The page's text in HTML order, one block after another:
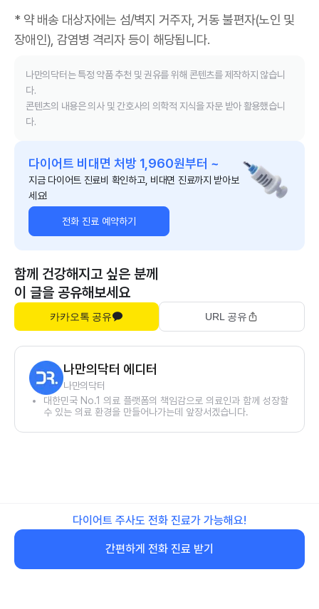
* 약 배송 대상자에는 섬/벽지 거주자, 거동 불편자(노인 및
장애인), 감염병 격리자 등이 해당됩니다.
나만의닥터는 특정 약품 추천 및 권유를 위해 콘텐츠를 제작하지 않습니
다.
콘텐츠의 내용은 의사 및 간호사의 의학적 지식을 자문 받아 활용했습니
다.
다이어트 비대면 처방 1,960원부터 ~
지금 다이어트 진료비 확인하고, 비대면 진료까지 받아보
세요!
전화 진료 예약하기
함께 건강해지고 싶은 분께
이 글을 공유해보세요
카카오톡 공유 URL 공유
나만의닥터 에디터
나만의닥터
대한민국 No.1 의료 플랫폼의 책임감으로 의료인과 함께 성장할
수 있는 의료 환경을 만들어나가는데 앞장서겠습니다.
다이어트 주사도 전화 진료가 가능해요!
간편하게 전화 진료 받기